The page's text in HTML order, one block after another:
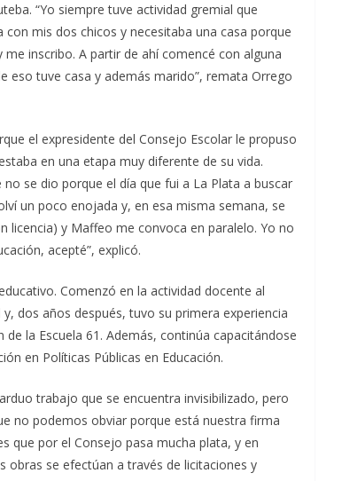
“Yo siempre tuve actividad gremial que
mis dos chicos y necesitaba una casa porque
inscribo. A partir de ahí comencé con alguna
eso tuve casa y además marido”, remata Orrego
el expresidente del Consejo Escolar le propuso
en una etapa muy diferente de su vida.
se dio porque el día que fui a La Plata a buscar
un poco enojada y, en esa misma semana, se
licencia) y Maffeo me convoca en paralelo. Yo no
acepté”, explicó.
Comenzó en la actividad docente al
dos años después, tuvo su primera experiencia
la Escuela 61. Además, continúa capacitándose
en Políticas Públicas en Educación.
trabajo que se encuentra invisibilizado, pero
no podemos obviar porque está nuestra firma
que por el Consejo pasa mucha plata, y en
obras se efectúan a través de licitaciones y